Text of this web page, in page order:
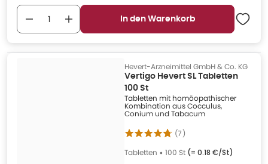
In den Warenkorb
Hevert-Arzneimittel GmbH & Co. KG
Vertigo Hevert SL Tabletten
100 St
Tabletten mit homöopathischer
Kombination aus Cocculus,
Conium und Tabacum
(7)
Tabletten • 100 St (= 0.18 €/St)